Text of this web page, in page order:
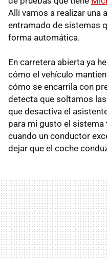
Allí vamos a realizar una
entramado de sistemas
forma automática.
En carretera abierta ya
cómo el vehículo
cómo se encarrila con
detecta que soltamos
que desactiva el
para mi gusto el
cuando un conductor
dejar que el coche